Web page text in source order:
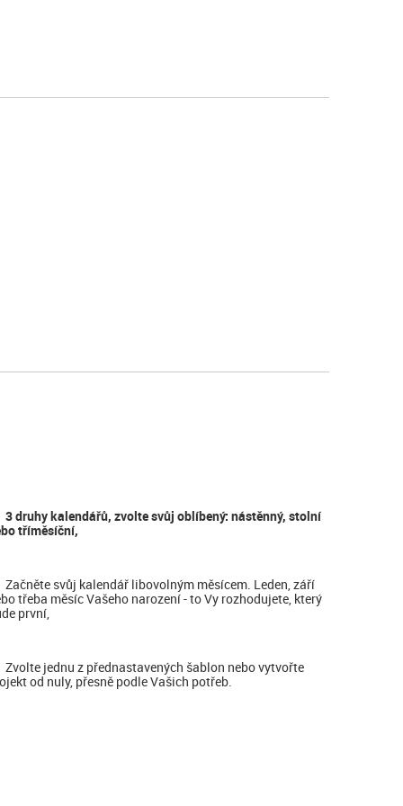
3 druhy kalendářů, zvolte svůj oblíbený: nástěnný, stolní
tříměsíční,
Začněte svůj kalendář libovolným měsícem. Leden, září
třeba měsíc Vašeho narození - to Vy rozhodujete, který
první,
Zvolte jednu z přednastavených šablon nebo vytvořte
od nuly, přesně podle Vašich potřeb.